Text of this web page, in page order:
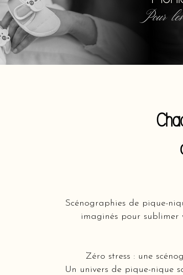
Pour
Scénographies de pique-
imaginés pour sublimer
Zéro stress : une
Un univers de pique-nique